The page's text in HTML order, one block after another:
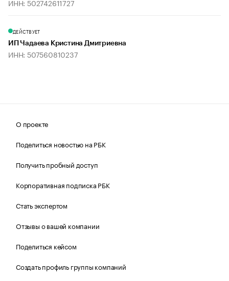
ИНН: 502742611727
ДЕЙСТВУЕТ
ИП Чадаева Кристина Дмитриевна
ИНН: 507560810237
О проекте
Поделиться новостью на РБК
Получить пробный доступ
Корпоративная подписка РБК
Стать экспертом
Отзывы о вашей компании
Поделиться кейсом
Создать профиль группы компаний